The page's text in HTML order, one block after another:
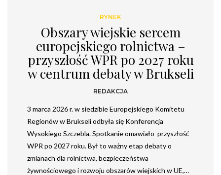
RYNEK
Obszary wiejskie sercem
europejskiego rolnictwa –
przyszłość WPR po 2027 roku
w centrum debaty w Brukseli
REDAKCJA
3 marca 2026 r. w siedzibie Europejskiego Komitetu
Regionów w Brukseli odbyła się Konferencja
Wysokiego Szczebla. Spotkanie omawiało przyszłość
WPR po 2027 roku. Był to ważny etap debaty o
zmianach dla rolnictwa, bezpieczeństwa
żywnościowego i rozwoju obszarów wiejskich w UE,…